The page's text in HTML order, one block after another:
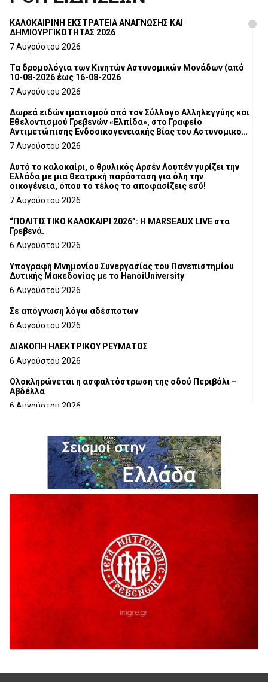
ΚΑΛΟΚΑΙΡΙΝΗ ΕΚΣΤΡΑΤΕΙΑ ΑΝΑΓΝΩΣΗΣ ΚΑΙ
ΔΗΜΙΟΥΡΓΙΚΟΤΗΤΑΣ 2026
7 Αυγούστου 2026
Τα δρομολόγια των Κινητών Αστυνομικών Μονάδων (από
10-08-2026 έως 16-08-2026
7 Αυγούστου 2026
Δωρεά ειδών ιματισμού από τον Σύλλογο Αλληλεγγύης και
Εθελοντισμού Γρεβενών «Ελπίδα», στο Γραφείο
Αντιμετώπισης Ενδοοικογενειακής Βίας του Αστυνομικού
Τμήματος Γρεβενών
7 Αυγούστου 2026
Αυτό το καλοκαίρι, ο θρυλικός Αρσέν Λουπέν γυρίζει την
Ελλάδα με μια θεατρική παράσταση για όλη την
οικογένεια, όπου το τέλος το αποφασίζεις εσύ!
7 Αυγούστου 2026
“ΠΟΛΙΤΙΣΤΙΚΟ ΚΑΛΟΚΑΙΡΙ 2026”: Η MARSEAUX LIVE στα
Γρεβενά.
6 Αυγούστου 2026
Υπογραφή Μνημονίου Συνεργασίας του Πανεπιστημίου
Δυτικής Μακεδονίας με το HanoiUniversity
6 Αυγούστου 2026
Σε απόγνωση λόγω αδέσποτων
6 Αυγούστου 2026
ΔΙΑΚΟΠΗ ΗΛΕΚΤΡΙΚΟΥ ΡΕΥΜΑΤΟΣ
6 Αυγούστου 2026
Ολοκληρώνεται η ασφαλτόστρωση της οδού Περιβόλι –
Αβδέλλα
6 Αυγούστου 2026
5 Αυγούστου 2026
Ο ΑΝΔΡΕΑΣ ΑΣΛΑΝΙΔΗΣ ΣΥΝΕΧΙΖΕΙ ΣΤΟΝ ΠΡΩΤΕΑ
ΓΡΕΒΕΝΩΝ
5 Αυγούστου 2026
Ευχαριστήριο Εκπολιτιστικού Συλλόγου Ταξιάρχη προς κ.
Παρασχάκη Αθανάσιο
Διακοπή υδροδότησης του Α΄ κλάδου ύδρευσης
5 Αυγούστου 2026
Η Marseaux στα Γρεβενά για μια μοναδική συναυλία
Θερινό Σινεμά στο πλαίσιο του «Πολιτιστικού
Καλοκαιριού 2026» με την βραβευμένη ταινία «Μικρές
Ανάσες».